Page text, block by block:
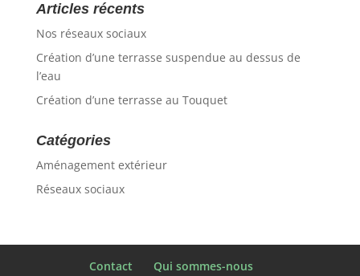
Articles récents
Nos réseaux sociaux
Création d’une terrasse suspendue au dessus de
l’eau
Création d’une terrasse au Touquet
Catégories
Aménagement extérieur
Réseaux sociaux
Contact
Qui sommes-nous